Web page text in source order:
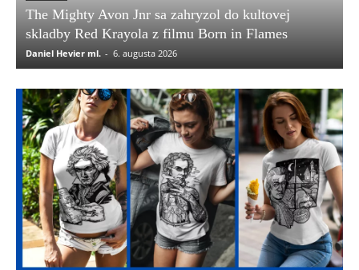
The Mighty Avon Jnr sa zahryzol do kultovej
skladby Red Krayola z filmu Born in Flames
Daniel Hevier ml. - 6. augusta 2026